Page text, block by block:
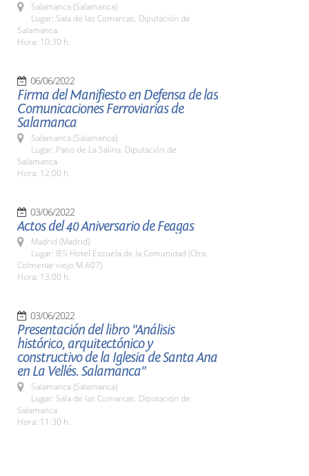
Salamanca (Salamanca)
Lugar: Sala de las Comarcas. Diputación de
Salamanca.
Hora: 10:30 h.
06/06/2022
Firma del Manifiesto en Defensa de las
Comunicaciones Ferroviarias de
Salamanca
Salamanca (Salamanca)
Lugar: Patio de La Salina. Diputación de
Salamanca
Hora: 12:00 h.
03/06/2022
Actos del 40 Aniversario de Feagas
Madrid (Madrid)
Lugar: IES Hotel Escuela de la Comunidad (Ctra.
Colmenar viejo M-607)
Hora: 13:00 h.
03/06/2022
Presentación del libro "Análisis
histórico, arquitectónico y
constructivo de la Iglesia de Santa Ana
en La Vellés. Salamanca"
Salamanca (Salamanca)
Lugar: Sala de las Comarcas. Diputación de
Salamanca
Hora: 11:30 h.